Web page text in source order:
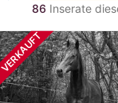
86 Inserate